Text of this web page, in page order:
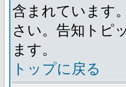
含まれています
さい。告知トピ
ます。
トップに戻る